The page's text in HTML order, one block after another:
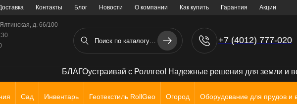
Контакты Блог Новости О компании Как купить Гарантия Акции
д. 66/100
+7 (4012) 777-020
БЛАГОустраивай с Роллгео! Надежные решения для земли и
Сад Инвентарь Геотекстиль RollGeo Огород Оборудование для прудов и